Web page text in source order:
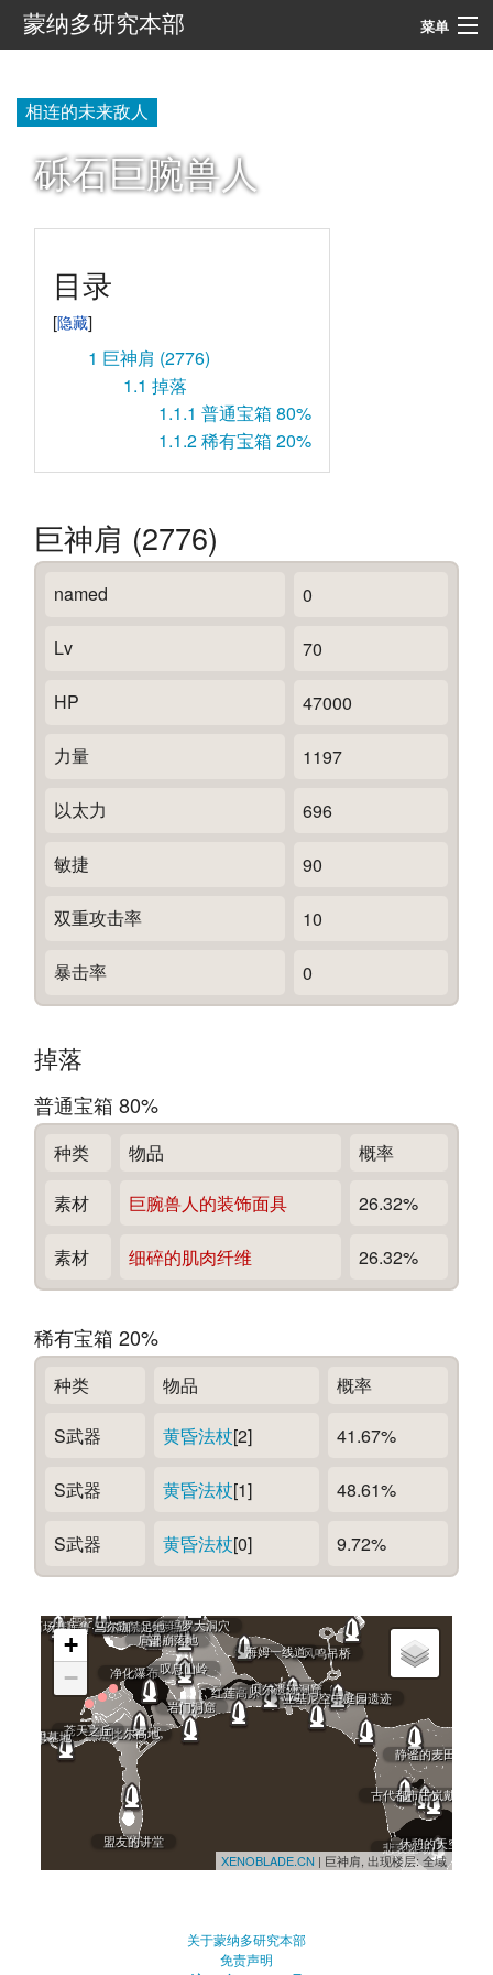
蒙纳多研究本部 菜单
相连的未来敌人
砾石巨腕兽人
目录
1 巨神肩 (2776)
1.1 掉落
1.1.1 普通宝箱 80%
1.1.2稀有宝箱 20%
巨神肩 (2776)
named 0
Lv 70
HP 47000
力量 1197
以太力 696
敏捷 90
双重攻击率 10
暴击率 0
掉落
普通宝箱 80%
种类 物品
概率
素材
巨腕兽人的装饰面具 26.32%
素材 细碎的肌肉纤维 26.32%
稀有宝箱 20%
种类 物品
概率
S武器
黄昏法杖[2] 41.67%
S武器 黄昏法杖[1] 48.61%
S武器 黄昏法杖[0] 9.72%
净化瀑布
娜比尔高地
苍天之丘
奈尔维思墓地
盟友的讲堂
岩门洞窟
红莲高原贝尔遗迹洞窟
风鸣吊桥
肩部崩落地
提托的研究所
叹息山岭
亚基尼空中庭园遗迹
静谧的麦田
古代都市古岚戴尔
悲哀墓场
休憩的天空湖
海姆一线道
卡玛罗大洞穴
寂静禁足地
采石场赛库鲁·马尔珈
+
−
XENOBLADE.CN | 巨神肩, 出现楼层: 全域
关于蒙纳多研究本部
免责声明